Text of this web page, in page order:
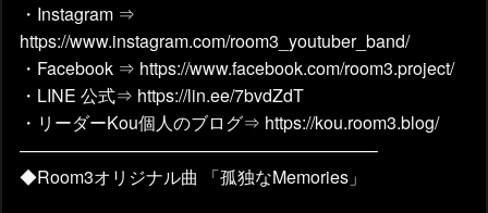
・Instagram ⇒
https://www.instagram.com/room3_youtuber_band/
・Facebook ⇒ https://www.facebook.com/room3.project/
・LINE 公式⇒ https://lin.ee/7bvdZdT
・リーダーKou個人のブログ⇒ https://kou.room3.blog/
————————————————————–
◆Room3オリジナル曲 「孤独なMemories」